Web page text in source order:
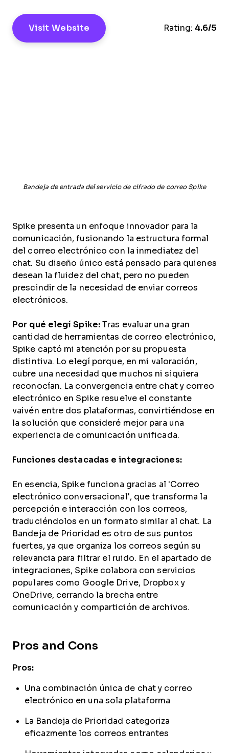
Visit Website Rating: 4.6/5
Bandeja de entrada del servicio de cifrado de correo Spike
Spike presenta un enfoque innovador para la
comunicación, fusionando la estructura formal
del correo electrónico con la inmediatez del
chat. Su diseño único está pensado para quienes
desean la fluidez del chat, pero no pueden
prescindir de la necesidad de enviar correos
electrónicos.
Por qué elegí Spike: Tras evaluar una gran
cantidad de herramientas de correo electrónico,
Spike captó mi atención por su propuesta
distintiva. Lo elegí porque, en mi valoración,
cubre una necesidad que muchos ni siquiera
reconocían. La convergencia entre chat y correo
electrónico en Spike resuelve el constante
vaivén entre dos plataformas, convirtiéndose en
la solución que consideré mejor para una
experiencia de comunicación unificada.
Funciones destacadas e integraciones:
En esencia, Spike funciona gracias al 'Correo
electrónico conversacional', que transforma la
percepción e interacción con los correos,
traduciéndolos en un formato similar al chat. La
Bandeja de Prioridad es otro de sus puntos
fuertes, ya que organiza los correos según su
relevancia para filtrar el ruido. En el apartado de
integraciones, Spike colabora con servicios
populares como Google Drive, Dropbox y
OneDrive, cerrando la brecha entre
comunicación y compartición de archivos.
Pros and Cons
Pros:
Una combinación única de chat y correo
electrónico en una sola plataforma
La Bandeja de Prioridad categoriza
eficazmente los correos entrantes